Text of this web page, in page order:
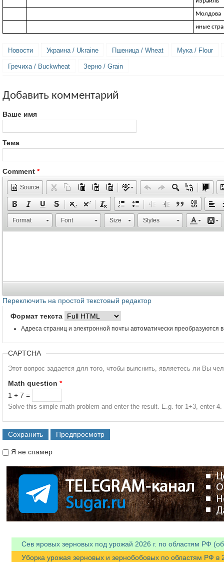
Молдова
иные
Новости Украина / Ukraine Пшеница / Wheat Мука / Flour
Гречиха / Buckwheat Зерно / Grain
Добавить комментарий
Ваше имя
Тема
Comment *
Source
Format Font Size Styles
Переключить на простой текстовый редактор
Формат текста
Адреса страниц и электронной почты автоматически преобразуются
CAPTCHA
Этот вопрос задается для того, чтобы выяснить, являетесь ли Вы
Math question *
1 + 7 =
Solve this simple math problem and enter the result. E.g. for 1+3, enter 4.
Я не спамер
Сев яровых зерновых под урожай 2026 г. по областям РФ
Уборка урожая зерновых и зернобобовых по областям РФ в